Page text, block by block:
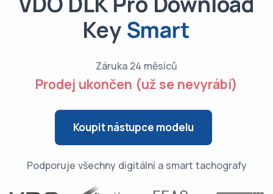
Key Smart
Záruka 24 měsíců
Prodej ukončen (už se nevyrábí)
Koupit nástupce modelu
Podporuje všechny digitální a smart tachografy